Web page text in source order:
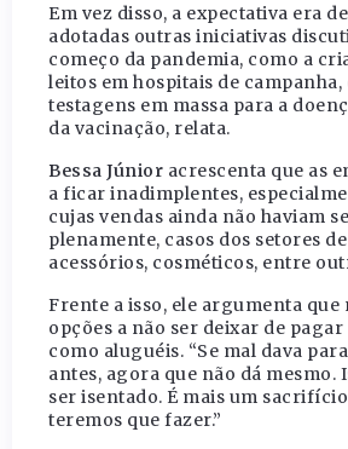
Em vez disso, a expectativa era
adotadas outras iniciativas
começo da pandemia, como a
leitos em hospitais de campanha,
testagens em massa para a
da vacinação, relata.
Bessa Júnior acrescenta que as
a ficar inadimplentes,
cujas vendas ainda não haviam
plenamente, casos dos setores
acessórios, cosméticos, entre
Frente a isso, ele argumenta que
opções a não ser deixar de pagar
como aluguéis. “Se mal dava
antes, agora que não dá mesmo.
ser isentado. É mais um
teremos que fazer.”